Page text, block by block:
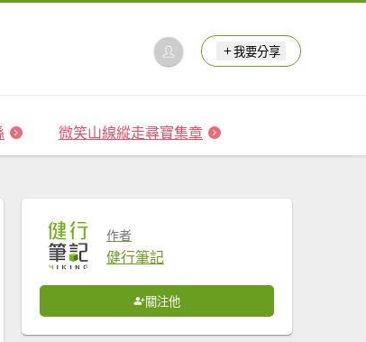
我要分享
微笑山線縱走尋寶集章
作者
健行筆記
關注他